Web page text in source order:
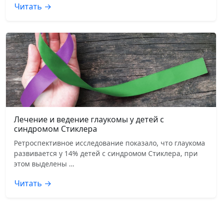
Читать →
Лечение и ведение глаукомы у детей с
синдромом Стиклера
Ретроспективное исследование показало, что глаукома
развивается у 14% детей с синдромом Стиклера, при
этом выделены …
Читать →